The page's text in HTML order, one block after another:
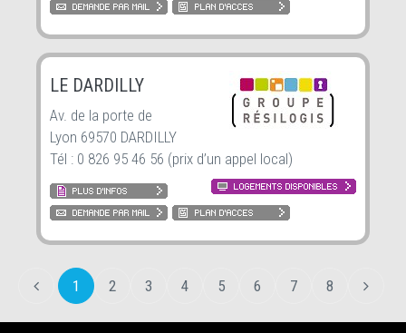
LE DARDILLY
Av. de la porte de
Lyon 69570 DARDILLY
Tél : 0 826 95 46 56 (prix d’un appel local)
1 2 3 4 5 6 7 8